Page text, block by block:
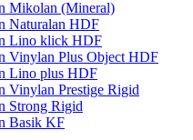
Mikolan (Mineral)
Naturalan HDF
Lino klick HDF
Vinylan Plus Object HDF
Lino plus HDF
Vinylan Prestige Rigid
Strong Rigid
Basik KF